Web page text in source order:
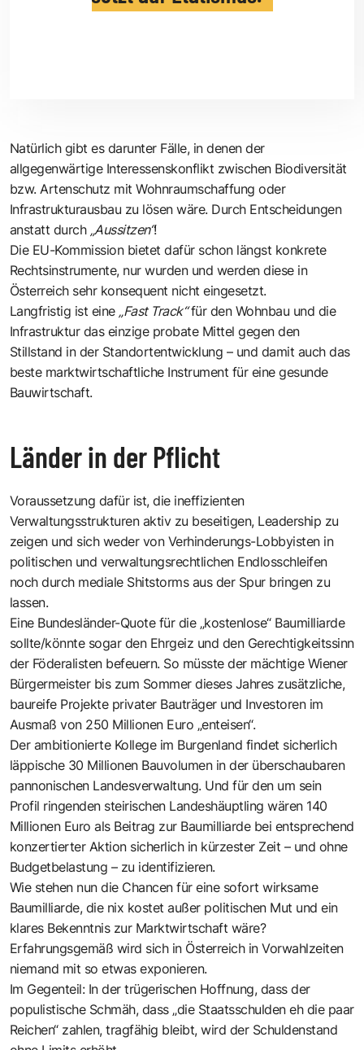
Natürlich gibt es darunter Fälle, in denen der
allgegenwärtige Interessenskonflikt zwischen Biodiversität
bzw. Artenschutz mit Wohnraumschaffung oder
Infrastrukturausbau zu lösen wäre. Durch Entscheidungen
anstatt durch „Aussitzen“!
Die EU-Kommission bietet dafür schon längst konkrete
Rechtsinstrumente, nur wurden und werden diese in
Österreich sehr konsequent nicht eingesetzt.
Langfristig ist eine „Fast Track“für den Wohnbau und die
Infrastruktur das einzige probate Mittel gegen den
Stillstand in der Standortentwicklung – und damit auch das
beste marktwirtschaftliche Instrument für eine gesunde
Bauwirtschaft.
Länder in der Pflicht
Voraussetzung dafür ist, die ineffizienten
Verwaltungsstrukturen aktiv zu beseitigen, Leadership zu
zeigen und sich weder von Verhinderungs-Lobbyisten in
politischen und verwaltungsrechtlichen Endlosschleifen
noch durch mediale Shitstorms aus der Spur bringen zu
lassen.
Eine Bundesländer-Quote für die „kostenlose“ Baumilliarde
sollte/könnte sogar den Ehrgeiz und den Gerechtigkeitssinn
der Föderalisten befeuern. So müsste der mächtige Wiener
Bürgermeister bis zum Sommer dieses Jahres zusätzliche,
baureife Projekte privater Bauträger und Investoren im
Ausmaß von 250 Millionen Euro „enteisen“.
Der ambitionierte Kollege im Burgenland findet sicherlich
läppische 30 Millionen Bauvolumen in der überschaubaren
pannonischen Landesverwaltung. Und für den um sein
Profil ringenden steirischen Landeshäuptling wären 140
Millionen Euro als Beitrag zur Baumilliarde bei entsprechend
konzertierter Aktion sicherlich in kürzester Zeit – und ohne
Budgetbelastung – zu identifizieren.
Wie stehen nun die Chancen für eine sofort wirksame
Baumilliarde, die nix kostet außer politischen Mut und ein
klares Bekenntnis zur Marktwirtschaft wäre?
Erfahrungsgemäß wird sich in Österreich in Vorwahlzeiten
niemand mit so etwas exponieren.
Im Gegenteil: In der trügerischen Hoffnung, dass der
populistische Schmäh, dass „die Staatsschulden eh die paar
Reichen“ zahlen, tragfähig bleibt, wird der Schuldenstand